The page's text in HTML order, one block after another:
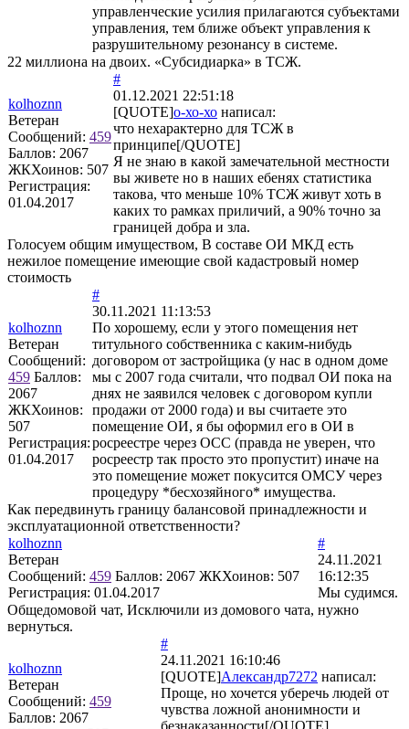
управленческие усилия прилагаются субъектами
управления, тем ближе объект управления к
разрушительному резонансу в системе.
22 миллиона на двоих. «Субсидиарка» в ТСЖ.
kolhoznn
Ветеран
Сообщений: 459
Баллов: 2067
ЖКХоинов: 507
Регистрация:
01.04.2017
#
01.12.2021 22:51:18
[QUOTE]о-хо-хо написал:
что нехарактерно для ТСЖ в
принципе[/QUOTE]
Я не знаю в какой замечательной местности
вы живете но в наших ебенях статистика
такова, что меньше 10% ТСЖ живут хоть в
каких то рамках приличий, а 90% точно за
границей добра и зла.
Голосуем общим имуществом, В составе ОИ МКД есть
нежилое помещение имеющие свой кадастровый номер
стоимость
kolhoznn
Ветеран
Сообщений:
459 Баллов:
2067
ЖКХоинов:
507
Регистрация:
01.04.2017
#
30.11.2021 11:13:53
По хорошему, если у этого помещения нет
титульного собственника с каким-нибудь
договором от застройщика (у нас в одном доме
мы с 2007 года считали, что подвал ОИ пока на
днях не заявился человек с договором купли
продажи от 2000 года) и вы считаете это
помещение ОИ, я бы оформил его в ОИ в
росреестре через ОСС (правда не уверен, что
росреестр так просто это пропустит) иначе на
это помещение может покусится ОМСУ через
процедуру *бесхозяйного* имущества.
Как передвинуть границу балансовой принадлежности и
эксплуатационной ответственности?
kolhoznn
Ветеран
Сообщений: 459 Баллов: 2067 ЖКХоинов: 507
Регистрация: 01.04.2017
#
24.11.2021
16:12:35
Мы судимся.
Общедомовой чат, Исключили из домового чата, нужно
вернуться.
kolhoznn
Ветеран
Сообщений: 459
Баллов: 2067
#
24.11.2021 16:10:46
[QUOTE]Александр7272 написал:
Проще, но хочется уберечь людей от
чувства ложной анонимности и
безнаказанности[/QUOTE]